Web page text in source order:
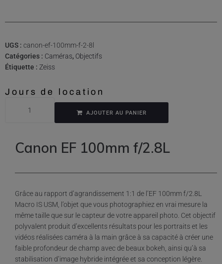
UGS : canon-ef-100mm-f-2-8l
Catégories : Caméras, Objectifs
Étiquette : Zeiss
Jours de location
AJOUTER AU PANIER
Canon EF 100mm f/2.8L
Grâce au rapport d’agrandissement 1:1 de l’EF 100mm f/2.8L
Macro IS USM, l’objet que vous photographiez en vrai mesure la
même taille que sur le capteur de votre appareil photo. Cet objectif
polyvalent produit d’excellents résultats pour les portraits et les
vidéos réalisées caméra à la main grâce à sa capacité à créer une
faible profondeur de champ avec de beaux bokeh, ainsi qu’à sa
stabilisation d’image hybride intégrée et sa conception légère.